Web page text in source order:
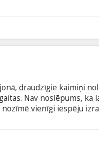
sievu... Taču viss
Kriminālā drāma
Kanēs debija Holivudā.
draudzīgie kaimiņi
Nav noslēpums, ka
vienīgi iespēju
un uzzina viņu
latviešu un krievu